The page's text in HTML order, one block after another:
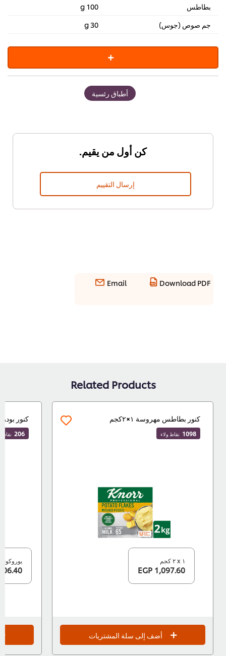
بطاطس
100 g
جم صوص (جوس)
30 g
أطباق رئسية
كن أول من يقيم.
إرسال التقييم
Download PDF
Email
Related Products
كنور بطاطس مهروسة ١×٢كجم
1098 نقاط ولاء
1,097.60 EGP
أضف إلى سلة المشتريات
كنور بودرة
206 نقاط ولاء
يوروكونتينر
206.40 EGP